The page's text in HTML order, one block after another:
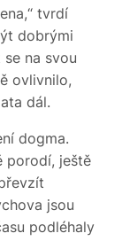
tvrdí
dobrými
na svou
ovlivnilo,
dál.
dogma.
porodí, ještě
jsou
podléhaly